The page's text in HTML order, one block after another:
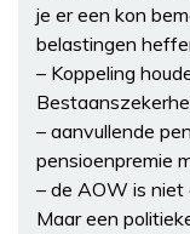
je er een kon
belastingen
– Koppeling
– aanvullende
pensioenpremie
– de AOW is niet
Maar een